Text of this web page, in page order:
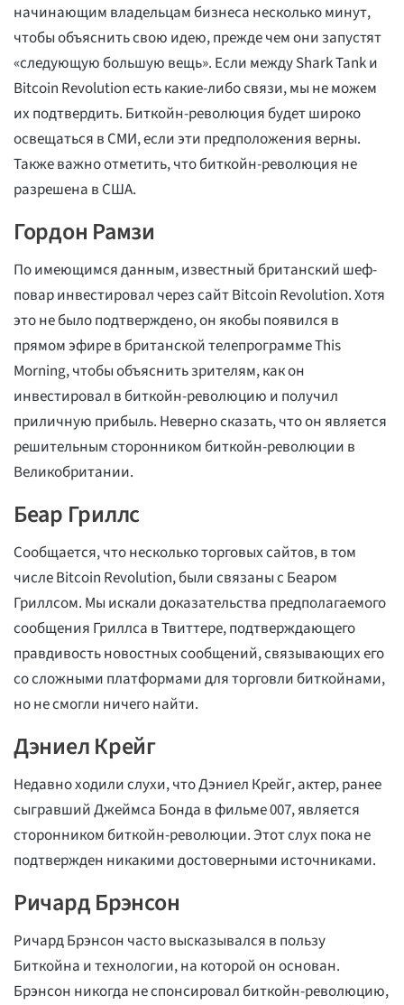
начинающим владельцам бизнеса несколько минут,
чтобы объяснить свою идею, прежде чем они запустят
«следующую большую вещь». Если между Shark Tank и
Bitcoin Revolution есть какие-либо связи, мы не можем
их подтвердить. Биткойн-революция будет широко
освещаться в СМИ, если эти предположения верны.
Также важно отметить, что биткойн-революция не
разрешена в США.
Гордон Рамзи
По имеющимся данным, известный британский шеф-
повар инвестировал через сайт Bitcoin Revolution. Хотя
это не было подтверждено, он якобы появился в
прямом эфире в британской телепрограмме This
Morning, чтобы объяснить зрителям, как он
инвестировал в биткойн-революцию и получил
приличную прибыль. Неверно сказать, что он является
решительным сторонником биткойн-революции в
Великобритании.
Беар Гриллс
Сообщается, что несколько торговых сайтов, в том
числе Bitcoin Revolution, были связаны с Беаром
Гриллсом. Мы искали доказательства предполагаемого
сообщения Гриллса в Твиттере, подтверждающего
правдивость новостных сообщений, связывающих его
со сложными платформами для торговли биткойнами,
но не смогли ничего найти.
Дэниел Крейг
Недавно ходили слухи, что Дэниел Крейг, актер, ранее
сыгравший Джеймса Бонда в фильме 007, является
сторонником биткойн-революции. Этот слух пока не
подтвержден никакими достоверными источниками.
Ричард Брэнсон
Ричард Брэнсон часто высказывался в пользу
Биткойна и технологии, на которой он основан.
Брэнсон никогда не спонсировал биткойн-революцию,